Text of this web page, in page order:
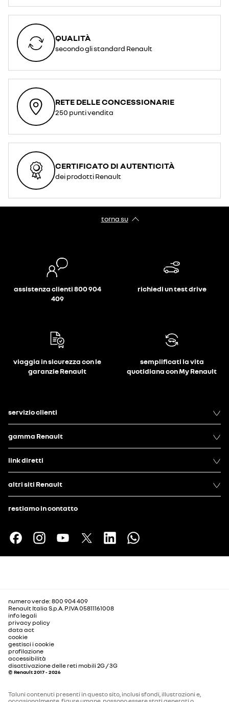
QUALITÀ
secondo gli standard Renault
RETE DELLE CONCESSIONARIE
250 punti vendita
CERTIFICATO DI AUTENTICITÀ
dei prodotti Renault
torna su
assistenza clienti 800 904
409
richiedi un test drive
viaggia in sicurezza con le
garanzie Renault
semplificati la vita
quotidiana con My Renault
servizio clienti
gamma Renault
link diretti
altri siti Renault
restiamo in contatto
numero verde: 800 904 409
Renault Italia S.p.A. P.IVA 05811161008
info legali
privacy policy
data act
cookie
gestisci i cookie
profilazione
accessibilità
disattivazione delle reti mobili 2G / 3G
© Renault 2017 - 2026
Taluni contenuti presenti in questo sito, inclusi sfondi, illustrazioni e,